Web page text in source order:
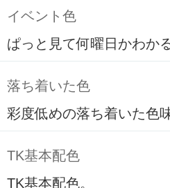
イベント色
ぱっと見て何曜日かわか
落ち着いた色
彩度低めの落ち着いた色
TK基本配色
TK基本配色。